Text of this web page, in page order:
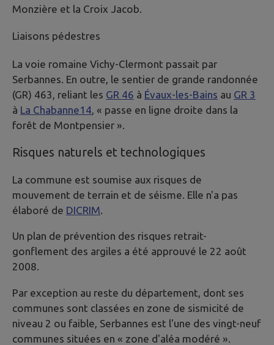
Monzière et la Croix Jacob.
Liaisons pédestres
La voie romaine Vichy-Clermont passait par
Serbannes. En outre, le sentier de grande randonnée
(GR) 463, reliant les GR 46 à Évaux-les-Bains au GR 3
à La Chabanne14, « passe en ligne droite dans la
forêt de Montpensier ».
Risques naturels et technologiques
La commune est soumise aux risques de
mouvement de terrain et de séisme. Elle n'a pas
élaboré de DICRIM.
Un plan de prévention des risques retrait-
gonflement des argiles a été approuvé le 22 août
2008.
Par exception au reste du département, dont ses
communes sont classées en zone de sismicité de
niveau 2 ou faible, Serbannes est l'une des vingt-neuf
communes situées en « zone d'aléa modéré ».